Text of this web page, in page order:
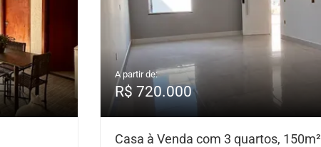
A partir de:
R$ 720.000
Casa à Venda com 3 quartos, 150m²